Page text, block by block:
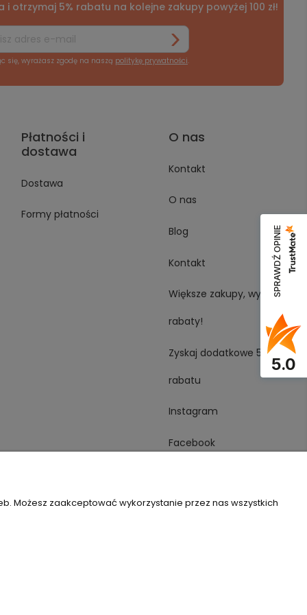
i otrzymaj 5% rabatu na kolejne zakupy powyżej 100 zł!
się, wyrażasz zgodę na naszą politykę prywatności.
Płatności i
dostawa
Dostawa
Formy płatności
O nas
Kontakt
O nas
Blog
Kontakt
Większe zakupy, wyższe
rabaty!
Zyskaj dodatkowe 5%
rabatu
Instagram
Facebook
SPRAWDŹ OPINIE
5.0
Możesz zaakceptować wykorzystanie przez nas wszystkich